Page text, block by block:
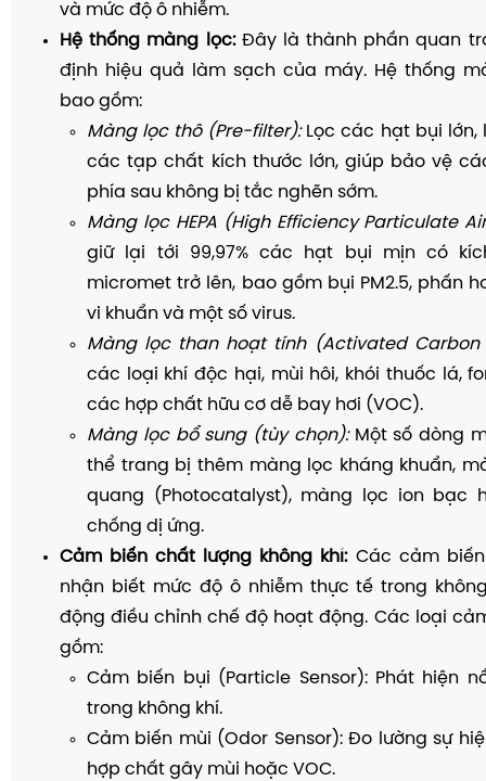
và mức độ ô nhiễm.
Hệ thống màng lọc:Đây là thành phần quan
định hiệu quả làm sạch của máy. Hệ thống
bao gồm:
Màng lọc thô (Pre-filter):Lọc các hạt bụi lớn,
các tạp chất kích thước lớn, giúp bảo vệ
phía sau không bị tắc nghẽn sớm.
Màng lọc HEPA (High Efficiency Particulate
giữ lại tới 99,97% các hạt bụi mịn có
micromet trở lên, bao gồm bụi PM2.5, phấn
vi khuẩn và một số virus.
Màng lọc than hoạt tính (Activated Carbon
các loại khí độc hại, mùi hôi, khói thuốc lá,
các hợp chất hữu cơ dễ bay hơi (VOC).
Màng lọc bổ sung (tùy chọn):Một số dòng
thể trang bị thêm màng lọc kháng khuẩn,
quang (Photocatalyst), màng lọc ion bạc
chống dị ứng.
Cảm biến chất lượng không khí:Các cảm
nhận biết mức độ ô nhiễm thực tế trong
động điều chỉnh chế độ hoạt động. Các loại
gồm:
Cảm biến bụi (Particle Sensor): Phát hiện
trong không khí.
Cảm biến mùi (Odor Sensor): Đo lường sự
hợp chất gây mùi hoặc VOC.